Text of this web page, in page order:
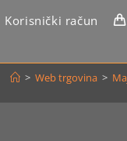
Korisnički račun
> Web trgovina >